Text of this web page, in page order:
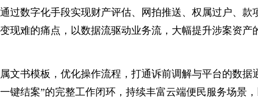
过数字化手段实现财产评估、网拍推送、权属过户、款
现难的痛点，以数据流驱动业务流，大幅提升涉案资产
书模板，优化操作流程，打通诉前调解与平台的数据
结案”的完整工作闭环，持续丰富云端便民服务场景